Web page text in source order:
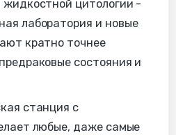
жидкостной цитологии -
лаборатория и новые
кратно точнее
состояния и
станция с
любые, даже самые